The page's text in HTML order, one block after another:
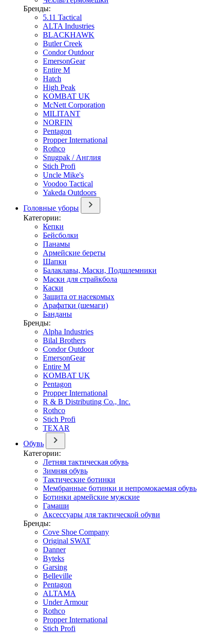
Бренды:
5.11 Tactical
ALTA Industries
BLACKHAWK
Butler Creek
Condor Outdoor
EmersonGear
Entire M
Hatch
High Peak
KOMBAT UK
McNett Corporation
MILITANT
NORFIN
Pentagon
Propper International
Rothco
Snugpak / Англия
Stich Profi
Uncle Mike's
Voodoo Tactical
Yakeda Outdoors
Головные уборы
Категории:
Кепки
Бейсболки
Панамы
Армейские береты
Шапки
Балаклавы, Маски, Подшлемники
Маски для страйкбола
Каски
Защита от насекомых
Арафатки (шемаги)
Банданы
Бренды:
Alpha Industries
Bilal Brothers
Condor Outdoor
EmersonGear
Entire M
KOMBAT UK
Pentagon
Propper International
R & B Distributing Co., Inc.
Rothco
Stich Profi
TEXAR
Обувь
Категории:
Летняя тактическая обувь
Зимняя обувь
Тактические ботинки
Мембранные ботинки и непромокаемая обувь
Ботинки армейские мужские
Гамаши
Аксессуары для тактической обуви
Бренды:
Cove Shoe Company
Original SWAT
Danner
Byteks
Garsing
Belleville
Pentagon
ALTAMA
Under Armour
Rothco
Propper International
Stich Profi